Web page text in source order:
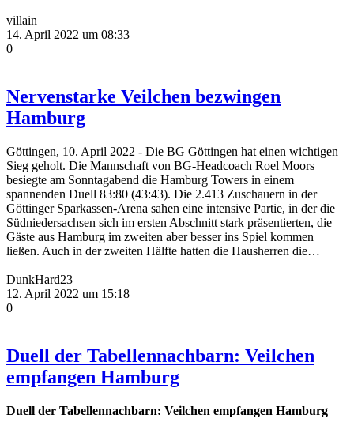
villain
14. April 2022 um 08:33
0
Nervenstarke Veilchen bezwingen
Hamburg
Göttingen, 10. April 2022 - Die BG Göttingen hat einen wichtigen
Sieg geholt. Die Mannschaft von BG-Headcoach Roel Moors
besiegte am Sonntagabend die Hamburg Towers in einem
spannenden Duell 83:80 (43:43). Die 2.413 Zuschauern in der
Göttinger Sparkassen-Arena sahen eine intensive Partie, in der die
Südniedersachsen sich im ersten Abschnitt stark präsentierten, die
Gäste aus Hamburg im zweiten aber besser ins Spiel kommen
ließen. Auch in der zweiten Hälfte hatten die Hausherren die…
DunkHard23
12. April 2022 um 15:18
0
Duell der Tabellennachbarn: Veilchen
empfangen Hamburg
Duell der Tabellennachbarn: Veilchen empfangen Hamburg